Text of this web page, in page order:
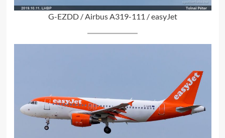
G-EZDD / Airbus A319-111 / easyJet